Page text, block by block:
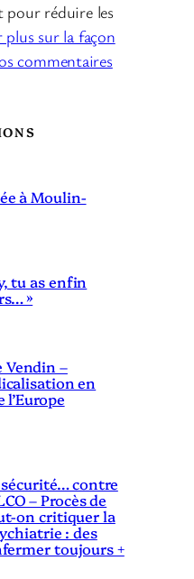
pour réduire les
plus sur la façon
commentaires
à Moulin-
tu as enfin
»
Vendin –
en
contre
– Procès de
on critiquer la
: des
toujours +